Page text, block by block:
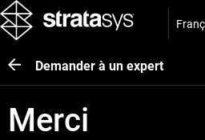
Demander à un expert
Merci